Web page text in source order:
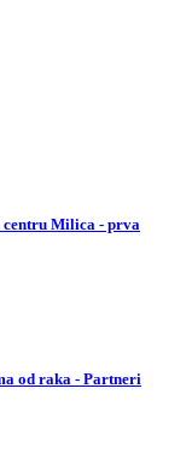
Milica - prva
od raka - Partneri